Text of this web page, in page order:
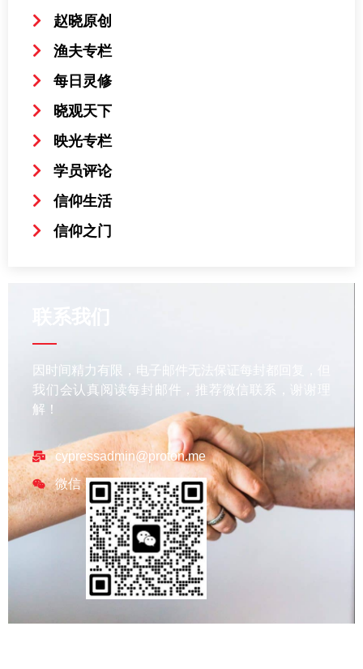
赵晓原创
渔夫专栏
每日灵修
晓观天下
映光专栏
学员评论
信仰生活
信仰之门
因时间精力有限，电子邮件无法保证每封都回复，但
我们会认真阅读每封邮件，推荐微信联系，谢谢理
解！
cypressadmin@proton.me
微信